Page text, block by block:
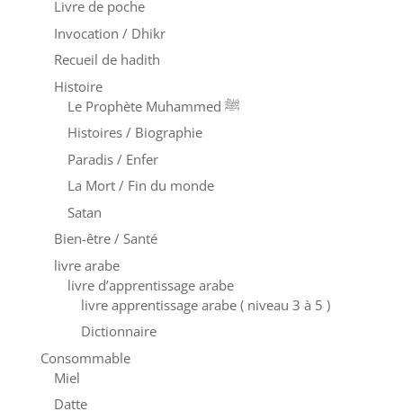
Livre de poche
Invocation / Dhikr
Recueil de hadith
Histoire
Le Prophète Muhammed ﷺ
Histoires / Biographie
Paradis / Enfer
La Mort / Fin du monde
Satan
Bien-être / Santé
livre arabe
livre d’apprentissage arabe
livre apprentissage arabe ( niveau 3 à 5 )
Dictionnaire
Consommable
Miel
Datte